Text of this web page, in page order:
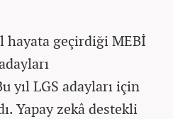
hayata geçirdiği MEBİ
yıl LGS adayları için
Yapay zekâ destekli